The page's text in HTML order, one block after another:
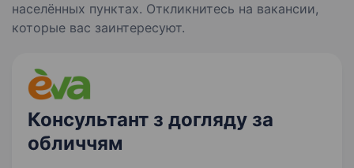
населённых пунктах. Откликнитесь на вакансии,
которые вас заинтересуют.
Консультант з догляду за
обличчям